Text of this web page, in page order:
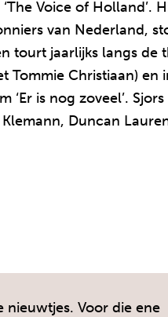
Voice of Holland’.
van Nederland,
tourt jaarlijks langs de
Tommie Christiaan) en
‘Er is nog zoveel’.
Duncan
nieuwtjes. Voor die ene